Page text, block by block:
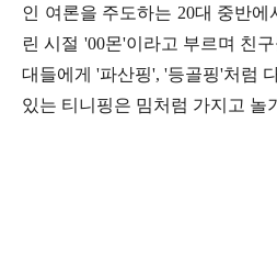
인 여론을 주도하는 20대 중반에
린 시절 '00몬'이라고 부르며 친
대들에게 '파산핑', '등골핑'처럼
있는 티니핑은 밈처럼 가지고 놀